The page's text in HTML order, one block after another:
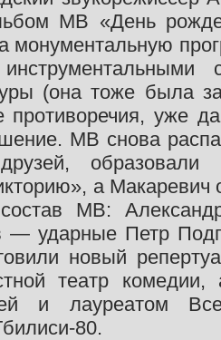
МВ «День
монументальную
(она тоже была
противоречия, уже
МВ снова
образовали
а Макаревич
МВ:
— ударные Петр
новый
театр
и лауреатом
80.